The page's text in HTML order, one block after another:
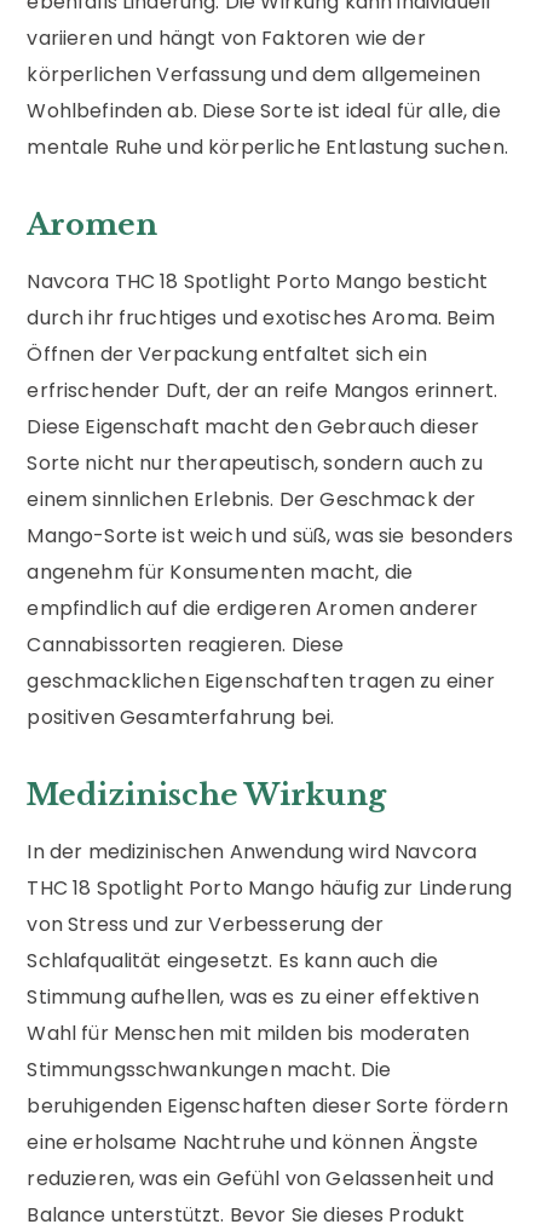
variieren und hängt von Faktoren wie der
körperlichen Verfassung und dem allgemeinen
Wohlbefinden ab. Diese Sorte ist ideal für alle, die
mentale Ruhe und körperliche Entlastung suchen.
Aromen
Navcora THC 18 Spotlight Porto Mango besticht
durch ihr fruchtiges und exotisches Aroma. Beim
Öffnen der Verpackung entfaltet sich ein
erfrischender Duft, der an reife Mangos erinnert.
Diese Eigenschaft macht den Gebrauch dieser
Sorte nicht nur therapeutisch, sondern auch zu
einem sinnlichen Erlebnis. Der Geschmack der
Mango-Sorte ist weich und süß, was sie besonders
angenehm für Konsumenten macht, die
empfindlich auf die erdigeren Aromen anderer
Cannabissorten reagieren. Diese
geschmacklichen Eigenschaften tragen zu einer
positiven Gesamterfahrung bei.
Medizinische Wirkung
In der medizinischen Anwendung wird Navcora
THC 18 Spotlight Porto Mango häufig zur Linderung
von Stress und zur Verbesserung der
Schlafqualität eingesetzt. Es kann auch die
Stimmung aufhellen, was es zu einer effektiven
Wahl für Menschen mit milden bis moderaten
Stimmungsschwankungen macht. Die
beruhigenden Eigenschaften dieser Sorte fördern
eine erholsame Nachtruhe und können Ängste
reduzieren, was ein Gefühl von Gelassenheit und
Balance unterstützt. Bevor Sie dieses Produkt